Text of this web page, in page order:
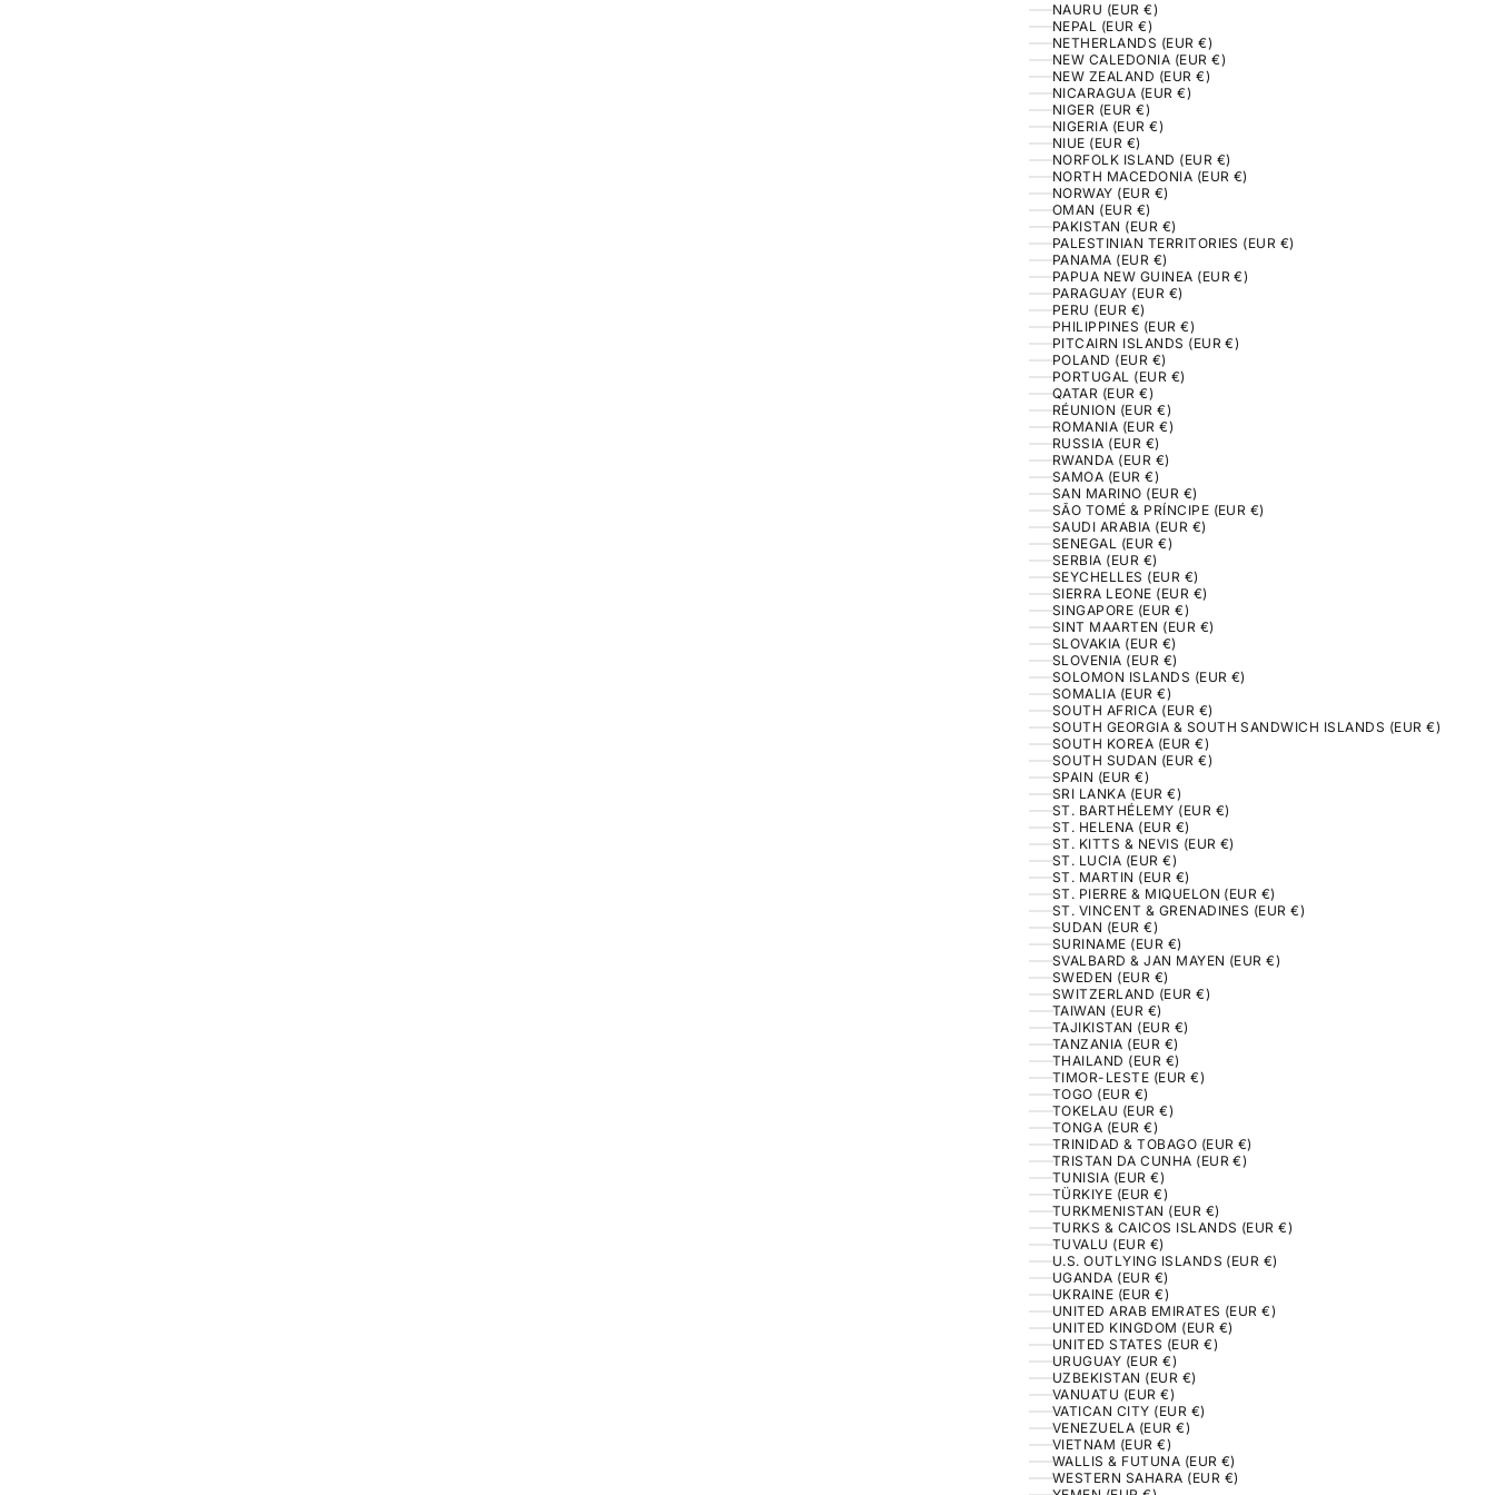
NAURU (EUR €)
NEPAL (EUR €)
NETHERLANDS (EUR €)
NEW CALEDONIA (EUR €)
NEW ZEALAND (EUR €)
NICARAGUA (EUR €)
NIGER (EUR €)
NIGERIA (EUR €)
NIUE (EUR €)
NORFOLK ISLAND (EUR €)
NORTH MACEDONIA (EUR €)
NORWAY (EUR €)
OMAN (EUR €)
PAKISTAN (EUR €)
PALESTINIAN TERRITORIES (EUR €)
PANAMA (EUR €)
PAPUA NEW GUINEA (EUR €)
PARAGUAY (EUR €)
PERU (EUR €)
PHILIPPINES (EUR €)
PITCAIRN ISLANDS (EUR €)
POLAND (EUR €)
PORTUGAL (EUR €)
QATAR (EUR €)
RÉUNION (EUR €)
ROMANIA (EUR €)
RUSSIA (EUR €)
RWANDA (EUR €)
SAMOA (EUR €)
SAN MARINO (EUR €)
SÃO TOMÉ & PRÍNCIPE (EUR €)
SAUDI ARABIA (EUR €)
SENEGAL (EUR €)
SERBIA (EUR €)
SEYCHELLES (EUR €)
SIERRA LEONE (EUR €)
SINGAPORE (EUR €)
SINT MAARTEN (EUR €)
SLOVAKIA (EUR €)
SLOVENIA (EUR €)
SOLOMON ISLANDS (EUR €)
SOMALIA (EUR €)
SOUTH AFRICA (EUR €)
SOUTH GEORGIA & SOUTH SANDWICH ISLANDS (EUR €)
SOUTH KOREA (EUR €)
SOUTH SUDAN (EUR €)
SPAIN (EUR €)
SRI LANKA (EUR €)
ST. BARTHÉLEMY (EUR €)
ST. HELENA (EUR €)
ST. KITTS & NEVIS (EUR €)
ST. LUCIA (EUR €)
ST. MARTIN (EUR €)
ST. PIERRE & MIQUELON (EUR €)
ST. VINCENT & GRENADINES (EUR €)
SUDAN (EUR €)
SURINAME (EUR €)
SVALBARD & JAN MAYEN (EUR €)
SWEDEN (EUR €)
SWITZERLAND (EUR €)
TAIWAN (EUR €)
TAJIKISTAN (EUR €)
TANZANIA (EUR €)
THAILAND (EUR €)
TIMOR-LESTE (EUR €)
TOGO (EUR €)
TOKELAU (EUR €)
TONGA (EUR €)
TRINIDAD & TOBAGO (EUR €)
TRISTAN DA CUNHA (EUR €)
TUNISIA (EUR €)
TÜRKIYE (EUR €)
TURKMENISTAN (EUR €)
TURKS & CAICOS ISLANDS (EUR €)
TUVALU (EUR €)
U.S. OUTLYING ISLANDS (EUR €)
UGANDA (EUR €)
UKRAINE (EUR €)
UNITED ARAB EMIRATES (EUR €)
UNITED KINGDOM (EUR €)
UNITED STATES (EUR €)
URUGUAY (EUR €)
UZBEKISTAN (EUR €)
VANUATU (EUR €)
VATICAN CITY (EUR €)
VENEZUELA (EUR €)
VIETNAM (EUR €)
WALLIS & FUTUNA (EUR €)
WESTERN SAHARA (EUR €)